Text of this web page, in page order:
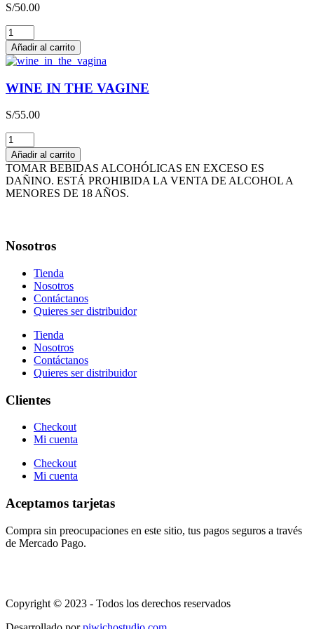
cantidad
S/50.00
THE
HAPPY
WINE
cantidad
Añadir al carrito
WINE IN THE VAGINE
S/55.00
WINE
IN
THE
VAGINE
cantidad
Añadir al carrito
TOMAR BEBIDAS ALCOHÓLICAS EN EXCESO ES
DAÑINO. ESTÁ PROHIBIDA LA VENTA DE ALCOHOL A
MENORES DE 18 AÑOS.
Nosotros
Tienda
Nosotros
Contáctanos
Quieres ser distribuidor
Tienda
Nosotros
Contáctanos
Quieres ser distribuidor
Clientes
Checkout
Mi cuenta
Checkout
Mi cuenta
Aceptamos tarjetas
Compra sin preocupaciones en este sitio, tus pagos seguros a través
de Mercado Pago.
Copyright © 2023 - Todos los derechos reservados